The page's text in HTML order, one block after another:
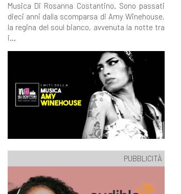
Musica Di Rosanna Costantino. Sono passati
dieci anni dalla scomparsa di Amy Winehouse,
la regina del soul bianco, avvenuta la notte tra
i...
PUBBLICITÀ